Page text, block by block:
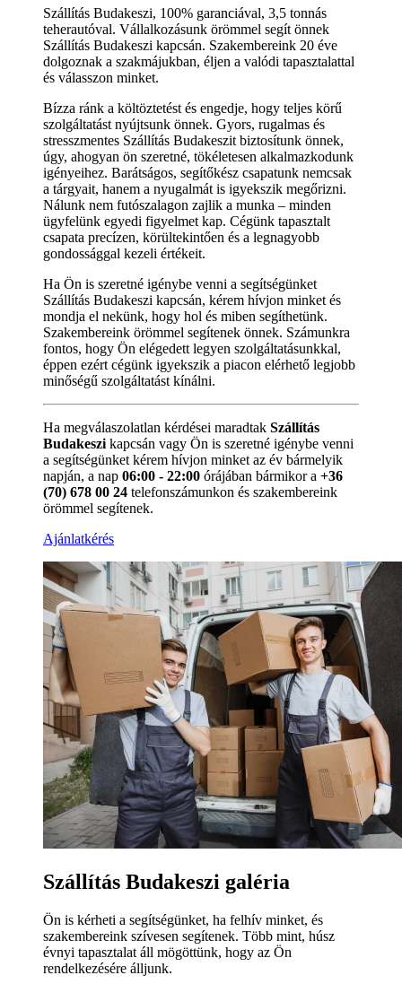
Szállítás Budakeszi, 100% garanciával, 3,5 tonnás
teherautóval. Vállalkozásunk örömmel segít önnek
Szállítás Budakeszi kapcsán. Szakembereink 20 éve
dolgoznak a szakmájukban, éljen a valódi tapasztalattal
és válasszon minket.
Bízza ránk a költöztetést és engedje, hogy teljes körű
szolgáltatást nyújtsunk önnek. Gyors, rugalmas és
stresszmentes Szállítás Budakeszit biztosítunk önnek,
úgy, ahogyan ön szeretné, tökéletesen alkalmazkodunk
igényeihez. Barátságos, segítőkész csapatunk nemcsak
a tárgyait, hanem a nyugalmát is igyekszik megőrizni.
Nálunk nem futószalagon zajlik a munka – minden
ügyfelünk egyedi figyelmet kap. Cégünk tapasztalt
csapata precízen, körültekintően és a legnagyobb
gondossággal kezeli értékeit.
Ha Ön is szeretné igénybe venni a segítségünket
Szállítás Budakeszi kapcsán, kérem hívjon minket és
mondja el nekünk, hogy hol és miben segíthetünk.
Szakembereink örömmel segítenek önnek. Számunkra
fontos, hogy Ön elégedett legyen szolgáltatásunkkal,
éppen ezért cégünk igyekszik a piacon elérhető legjobb
minőségű szolgáltatást kínálni.
Ha megválaszolatlan kérdései maradtak Szállítás
Budakeszi kapcsán vagy Ön is szeretné igénybe venni
a segítségünket kérem hívjon minket az év bármelyik
napján, a nap 06:00 - 22:00 órájában bármikor a +36
(70) 678 00 24 telefonszámunkon és szakembereink
örömmel segítenek.
Ajánlatkérés
Szállítás Budakeszi galéria
Ön is kérheti a segítségünket, ha felhív minket, és
szakembereink szívesen segítenek. Több mint, húsz
évnyi tapasztalat áll mögöttünk, hogy az Ön
rendelkezésére álljunk.